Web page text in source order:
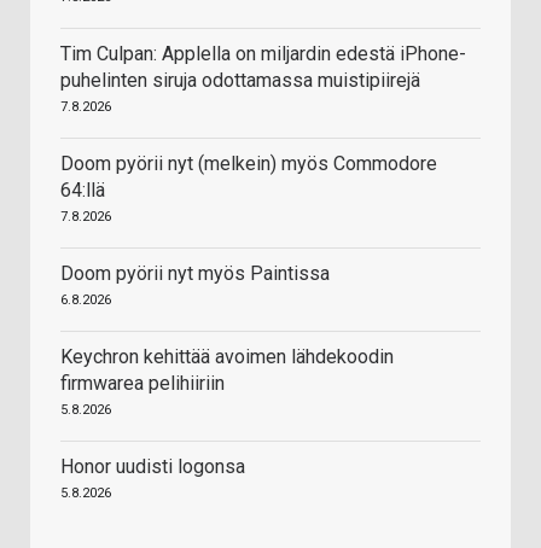
Tim Culpan: Applella on miljardin edestä iPhone-
puhelinten siruja odottamassa muistipiirejä
7.8.2026
Doom pyörii nyt (melkein) myös Commodore
64:llä
7.8.2026
Doom pyörii nyt myös Paintissa
6.8.2026
Keychron kehittää avoimen lähdekoodin
firmwarea pelihiiriin
5.8.2026
Honor uudisti logonsa
5.8.2026